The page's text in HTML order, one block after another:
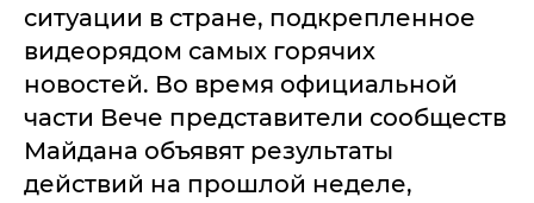
ситуации в стране, подкрепленное
видеорядом самых горячих
новостей. Во время официальной
части Вече представители сообществ
Майдана объявят результаты
действий на прошлой неделе,